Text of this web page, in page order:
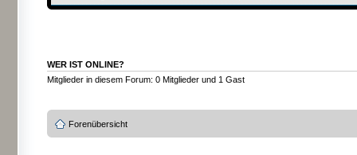
WER IST ONLINE?
Mitglieder in diesem Forum: 0 Mitglieder und 1 Gast
Forenübersicht